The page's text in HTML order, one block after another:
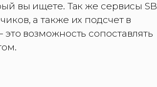
вы ищете. Так же сервисы SB
а также их подсчет в
возможность сопоставлять